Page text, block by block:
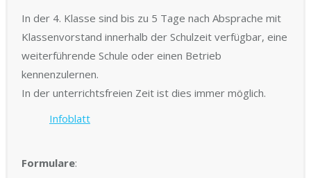
In der 4. Klasse sind bis zu 5 Tage nach Absprache mit
Klassenvorstand innerhalb der Schulzeit verfügbar, eine
weiterführende Schule oder einen Betrieb
kennenzulernen.
In der unterrichtsfreien Zeit ist dies immer möglich.
Infoblatt
Formulare: